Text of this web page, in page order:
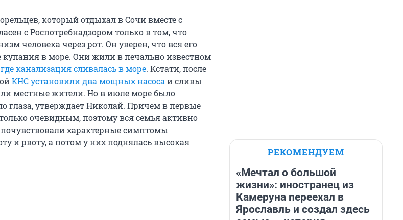
который отдыхал в Сочи вместе с
с Роспотребнадзором только в том, что
человека через рот. Он уверен, что вся его
купания в море. Они жили в печально известном
где канализация сливалась в море. Кстати, после
КНС установили два мощных насоса и сливы
местные жители. Но в июле море было
глаза, утверждает Николай. Причем в первые
очевидным, поэтому вся семья активно
характерные симптомы
и рвоту, а потом у них поднялась высокая
РЕКОМЕНДУЕМ
«Мечтал о большой
жизни»: иностранец из
Камеруна переехал в
Ярославль и создал здесь